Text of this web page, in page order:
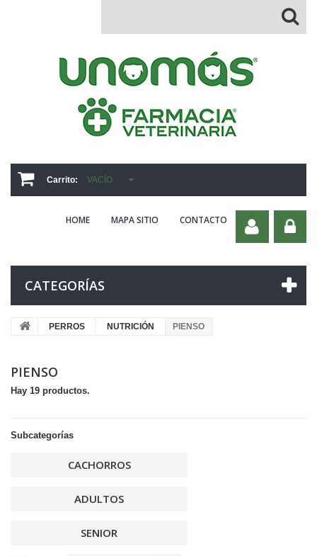
Carrito: VACÍO
HOME MAPA SITIO CONTACTO
CATEGORÍAS
PERROS NUTRICIÓN PIENSO
PIENSO
Hay 19 productos.
Subcategorías
CACHORROS
ADULTOS
SENIOR